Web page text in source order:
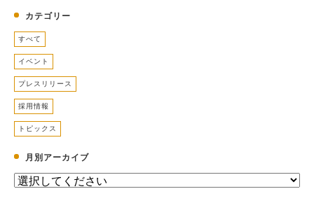
カテゴリー
すべて
イベント
プレスリリース
採用情報
トピックス
月別アーカイブ